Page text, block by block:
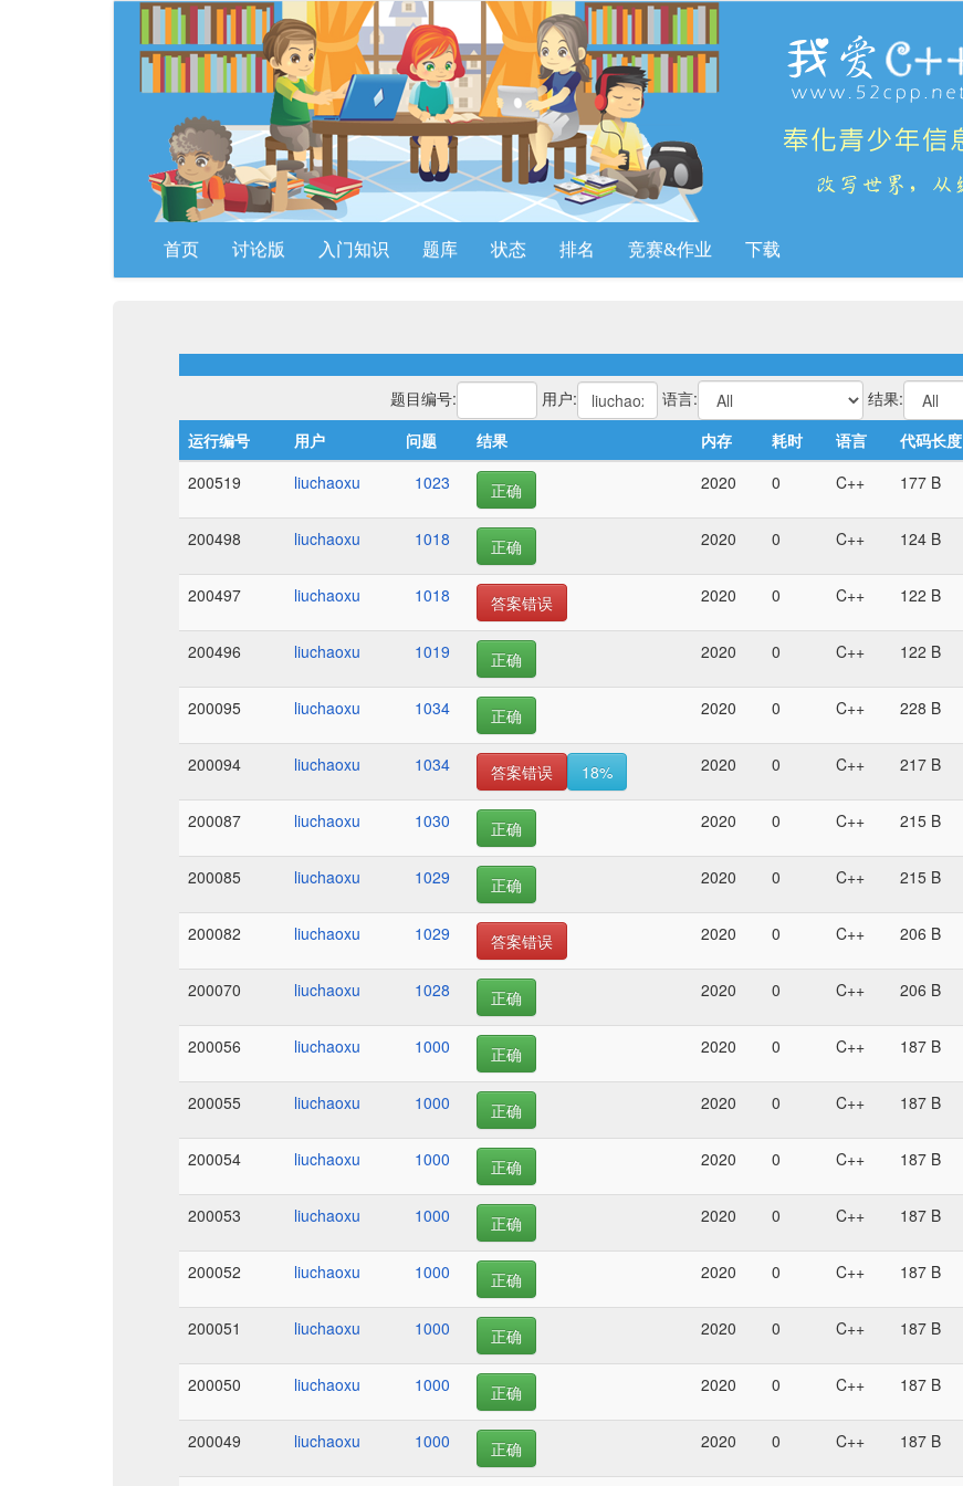
首页 讨论版 入门知识 题库 状态 排名 竞赛&作业 下载
题目编号:
用户: 语言:
结果:
运行编号
用户 问题 结果 内存 耗时 语言 代码长度
200519
liuchaoxu 1023 正确 2020 0 C++ 177 B
200498 liuchaoxu 1018 正确 2020 0 C++ 124 B
200497 liuchaoxu 1018 答案错误 2020 0 C++ 122 B
200496 liuchaoxu 1019 正确 2020 0 C++ 122 B
200095 liuchaoxu 1034 正确 2020 0 C++ 228 B
200094 liuchaoxu 1034 答案错误 18% 2020 0 C++ 217 B
200087 liuchaoxu 1030 正确 2020 0 C++ 215 B
200085 liuchaoxu 1029 正确 2020 0 C++ 215 B
200082 liuchaoxu 1029 答案错误 2020 0 C++ 206 B
200070 liuchaoxu 1028 正确 2020 0 C++ 206 B
200056 liuchaoxu 1000 正确 2020 0 C++ 187 B
200055 liuchaoxu 1000 正确 2020 0 C++ 187 B
200054 liuchaoxu 1000 正确 2020 0 C++ 187 B
200053 liuchaoxu 1000 正确 2020 0 C++ 187 B
200052 liuchaoxu 1000 正确 2020 0 C++ 187 B
200051 liuchaoxu 1000 正确 2020 0 C++ 187 B
200050 liuchaoxu 1000 正确 2020 0 C++ 187 B
200049 liuchaoxu 1000 正确 2020 0 C++ 187 B